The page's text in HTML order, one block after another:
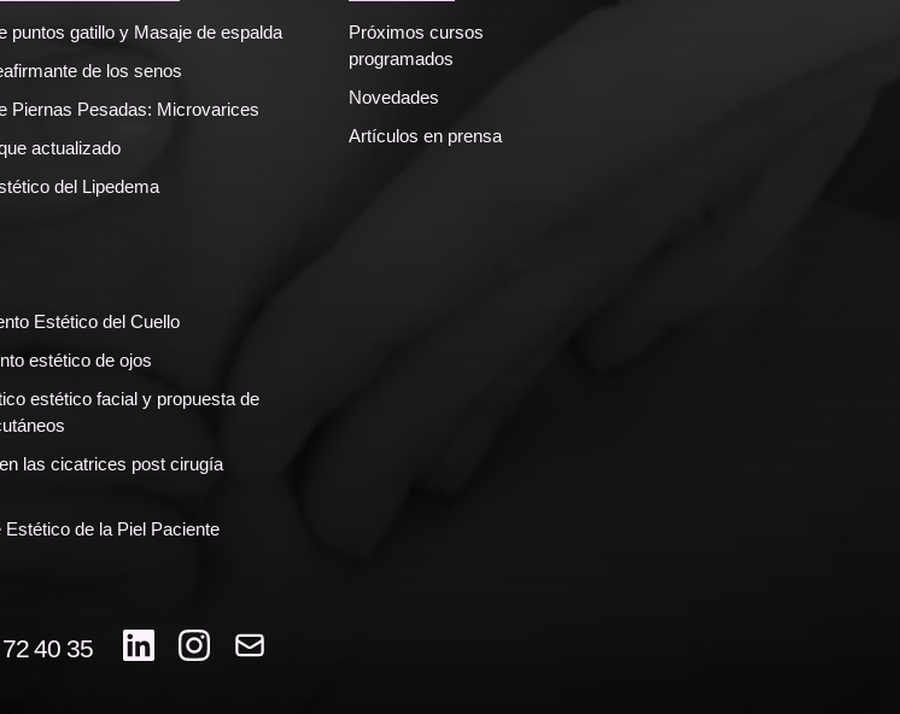
puntos gatillo y Masaje de espalda
de los senos
Piernas Pesadas: Microvarices
actualizado
del Lipedema
Estético del Cuello
estético de ojos
estético facial y propuesta de
las cicatrices post cirugía
Estético de la Piel Paciente
Próximos cursos
programados
Novedades
Artículos en prensa
40 35